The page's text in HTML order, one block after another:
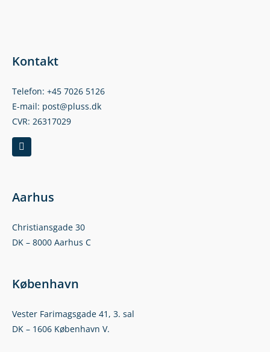
Kontakt
Telefon: +45 7026 5126
E-mail: post@pluss.dk
CVR: 26317029
Aarhus
Christiansgade 30
DK – 8000 Aarhus C
København
Vester Farimagsgade 41, 3. sal
DK – 1606 København V.